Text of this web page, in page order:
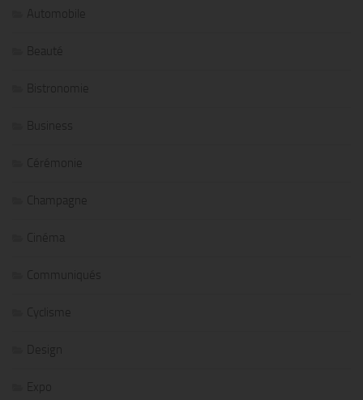
Automobile
Beauté
Bistronomie
Business
Cérémonie
Champagne
Cinéma
Communiqués
Cyclisme
Design
Expo